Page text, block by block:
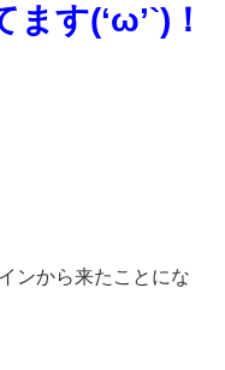
す(‘ω’`)！
ンから来たことにな